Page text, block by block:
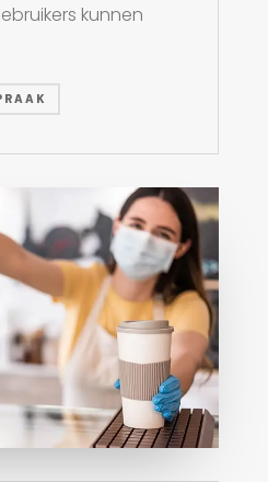
kunnen